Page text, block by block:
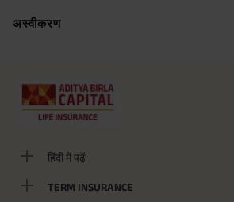
अस्वीकरण
हिंदी में पढ़ें
TERM INSURANCE